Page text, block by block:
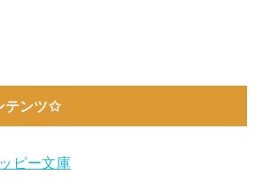
テンツ✩
ピー文庫